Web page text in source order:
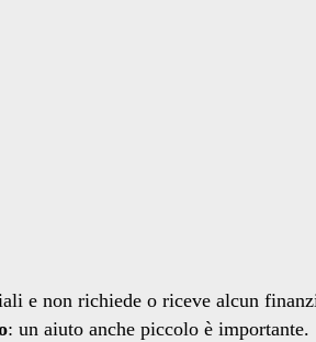
e non richiede o riceve alcun
: un aiuto anche piccolo è importante.